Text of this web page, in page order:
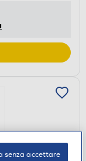
senza accettare